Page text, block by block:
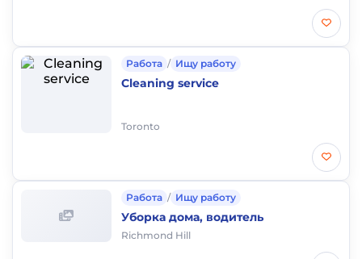
Работа / Ищу работу
Cleaning service
Toronto
Работа / Ищу работу
Уборка дома, водитель
Richmond Hill